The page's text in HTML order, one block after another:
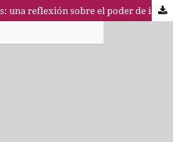
Análisis de los stakeholders: una reflexión sobre el poder de influencia en la organización